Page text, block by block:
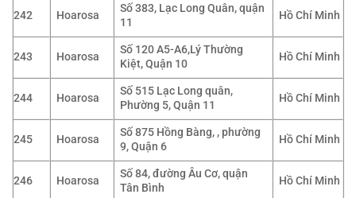
242 Hoarosa
Số 383, Lạc Long Quân, quận
11
Hồ Chí Minh
243 Hoarosa
Số 120 A5-A6,Lý Thường
Kiệt, Quận 10
Hồ Chí Minh
244 Hoarosa
Số 515 Lạc Long quân,
Phường 5, Quận 11
Hồ Chí Minh
245 Hoarosa
Số 875 Hồng Bàng, , phường
9, Quận 6
Hồ Chí Minh
246 Hoarosa
Số 84, đường Âu Cơ, quận
Tân Bình
Hồ Chí Minh